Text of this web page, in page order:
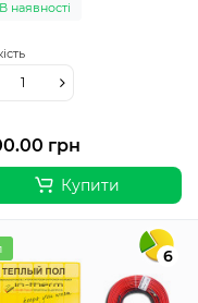
В наявності
грн
Купити
6